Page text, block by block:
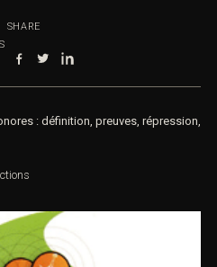
SHARE
: définition, preuves, répression,